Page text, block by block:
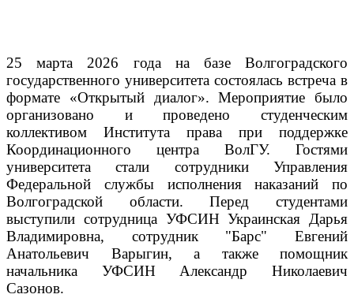
25 марта 2026 года на базе Волгоградского
государственного университета состоялась встреча в
формате «Открытый диалог». Мероприятие было
организовано и проведено студенческим
коллективом Института права при поддержке
Координационного центра ВолГУ. Гостями
университета стали сотрудники Управления
Федеральной службы исполнения наказаний по
Волгоградской области. Перед студентами
выступили сотрудница УФСИН Украинская Дарья
Владимировна, сотрудник "Барс" Евгений
Анатольевич Варыгин, а также помощник
начальника УФСИН Александр Николаевич
Сазонов.